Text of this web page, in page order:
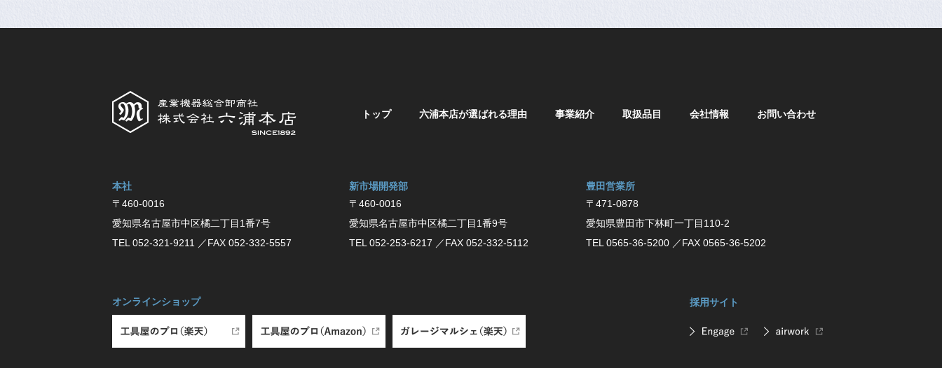
トップ 六浦本店が選ばれる理由 事業紹介 取扱品目 会社情報 お問い合わせ
本社
〒460-0016
愛知県名古屋市中区橘⼆丁⽬1番7号
TEL 052-321-9211
／FAX 052-332-5557
新市場開発部
〒460-0016
愛知県名古屋市中区橘二丁目1番9号
TEL 052-253-6217 ／FAX 052-332-5112
豊⽥営業所
〒471-0878
愛知県豊⽥市下林町⼀丁⽬110-2
TEL 0565-36-5200 ／FAX 0565-36-5202
オンラインショップ 採用サイト